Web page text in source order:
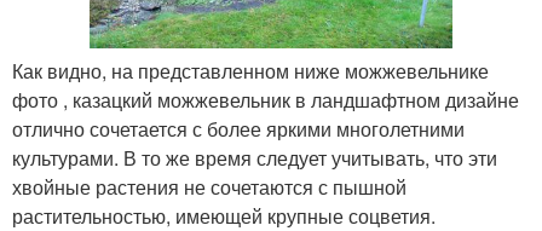
Как видно, на представленном ниже можжевельнике
фото , казацкий можжевельник в ландшафтном дизайне
отлично сочетается с более яркими многолетними
культурами. В то же время следует учитывать, что эти
хвойные растения не сочетаются с пышной
растительностью, имеющей крупные соцветия.